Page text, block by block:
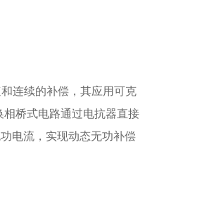
连续的补偿，其应用可克
桥式电路通过电抗器直接
电流，实现动态无功补偿